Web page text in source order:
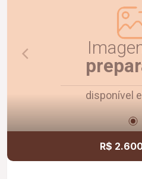
Agende uma visita e
disponível
R$